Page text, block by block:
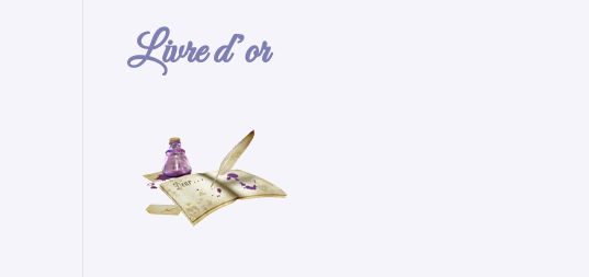
Livre d’or